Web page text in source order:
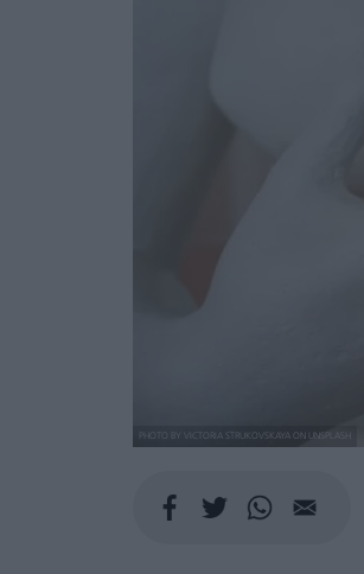
PHOTO BY VICTORIA STRUKOVSKAYA ON UNSPLASH